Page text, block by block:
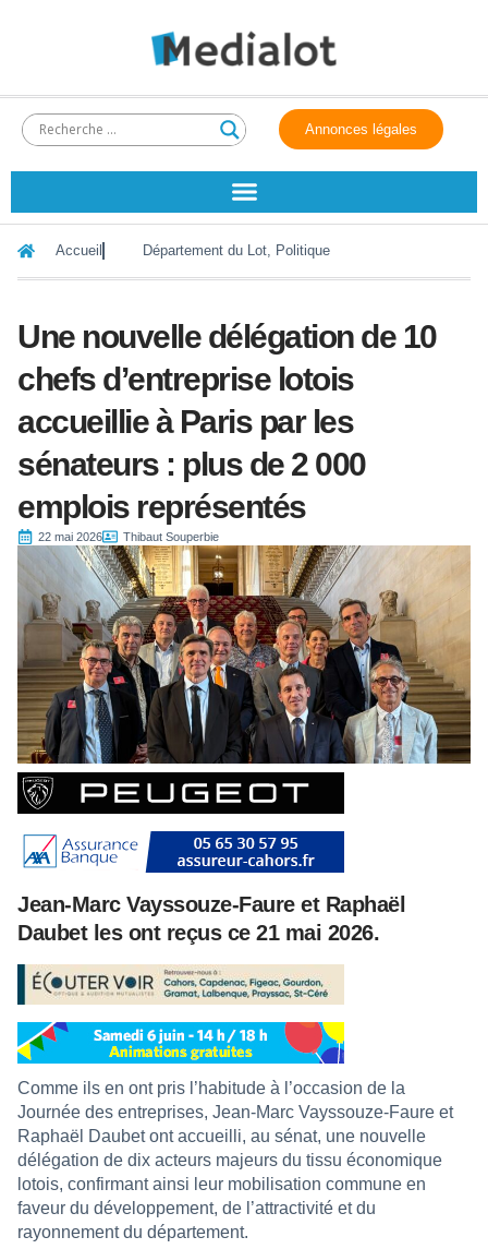
Annonces légales
Accueil Département du Lot, Politique
Une nouvelle délégation de 10
chefs d’entreprise lotois
accueillie à Paris par les
sénateurs : plus de 2 000
emplois représentés
22 mai 2026 Thibaut Souperbie
Jean-Marc Vayssouze-Faure et Raphaël
Daubet les ont reçus ce 21 mai 2026.
Comme ils en ont pris l’habitude à l’occasion de la
Journée des entreprises, Jean-Marc Vayssouze-Faure et
Raphaël Daubet ont accueilli, au sénat, une nouvelle
délégation de dix acteurs majeurs du tissu économique
lotois, confirmant ainsi leur mobilisation commune en
faveur du développement, de l’attractivité et du
rayonnement du département.